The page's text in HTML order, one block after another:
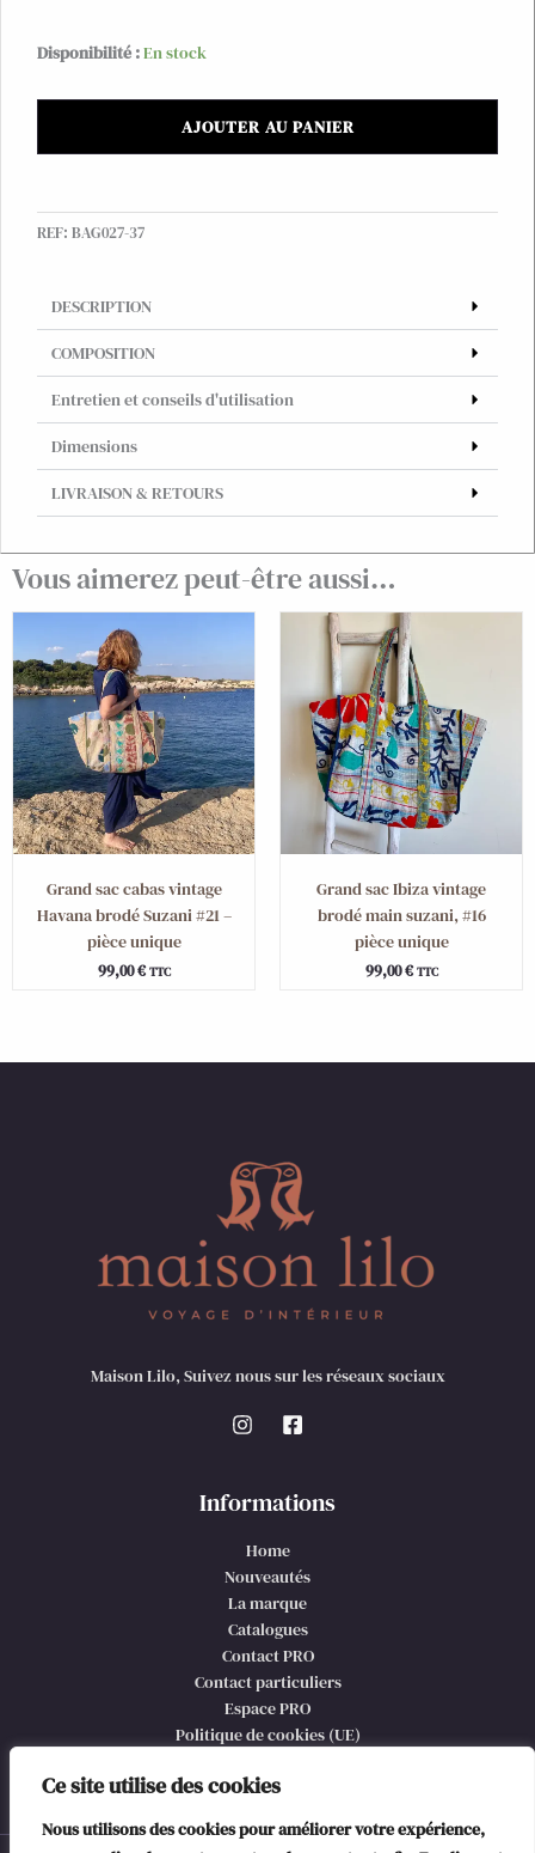
Ce site utilise des cookies
Nous utilisons des cookies pour améliorer votre expérience,
Disponibilité :En stock
quantité
Grand
cabas
en
kantha
blockprint
AJOUTER AU PANIER
REF: BAG027-37
DESCRIPTION
COMPOSITION
Entretien et conseils d'utilisation
Dimensions
LIVRAISON & RETOURS
Vous aimerez peut-être aussi…
Grand sac cabas vintage
Havana brodé Suzani #21 –
pièce unique
99,00€ TTC
Grand sac Ibiza vintage
brodé main suzani, #16
pièce unique
99,00€ TTC
Maison Lilo, Suivez nous sur les réseaux sociaux
Informations
Home
Nouveautés
La marque
Catalogues
Contact PRO
Contact particuliers
Espace PRO
Politique de cookies (UE)